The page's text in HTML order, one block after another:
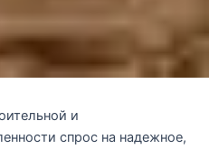
и
спрос на надежное,